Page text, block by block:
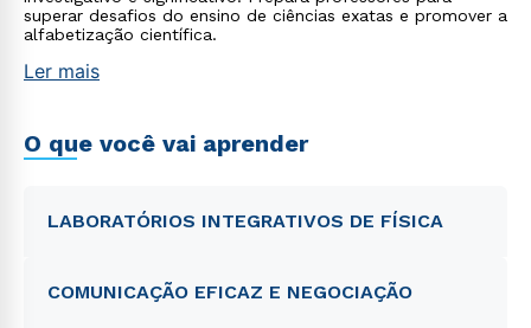
superar desafios do ensino de ciências exatas e promover a
alfabetização científica.
Ler mais
O que você vai aprender
LABORATÓRIOS INTEGRATIVOS DE FÍSICA
COMUNICAÇÃO EFICAZ E NEGOCIAÇÃO